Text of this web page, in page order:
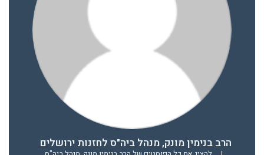
הרב בנימין מונק, מנהל ביה"ס לחזנות ירושלים